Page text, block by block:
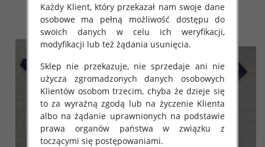
54.00 zł
szczegóły
68.00 zł
szczegóły
Każdy Klient, który przekazał nam swoje dane
osobowe ma pełną możliwość dostępu do
swoich danych w celu ich weryfikacji,
modyfikacji lub też żądania usunięcia.
Sklep nie przekazuje, nie sprzedaje ani nie
użycza zgromadzonych danych osobowych
Klientów osobom trzecim, chyba że dzieje się
to za wyraźną zgodą lub na życzenie Klienta
albo na żądanie uprawnionych na podstawie
prawa organów państwa w związku z
toczącymi się postępowaniami.